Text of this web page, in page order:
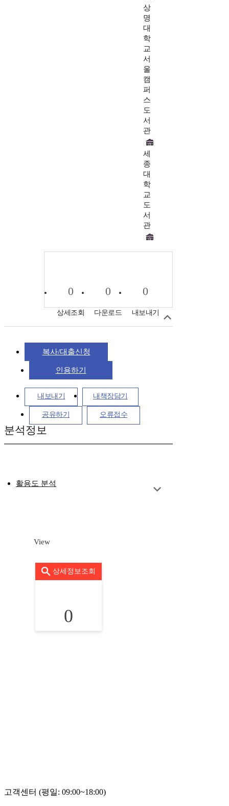
상
명
대
학
교
서
울
캠
퍼
스
도
서
관
세
종
대
학
교
도
서
관
0
상세조회
0
다운로드
0
내보내기
복사/대출신청
인용하기
내보내기 내책장담기
공유하기 오류접수
분석정보
활용도 분석
View
상세정보조회
0
고객센터 (평일: 09:00~18:00)